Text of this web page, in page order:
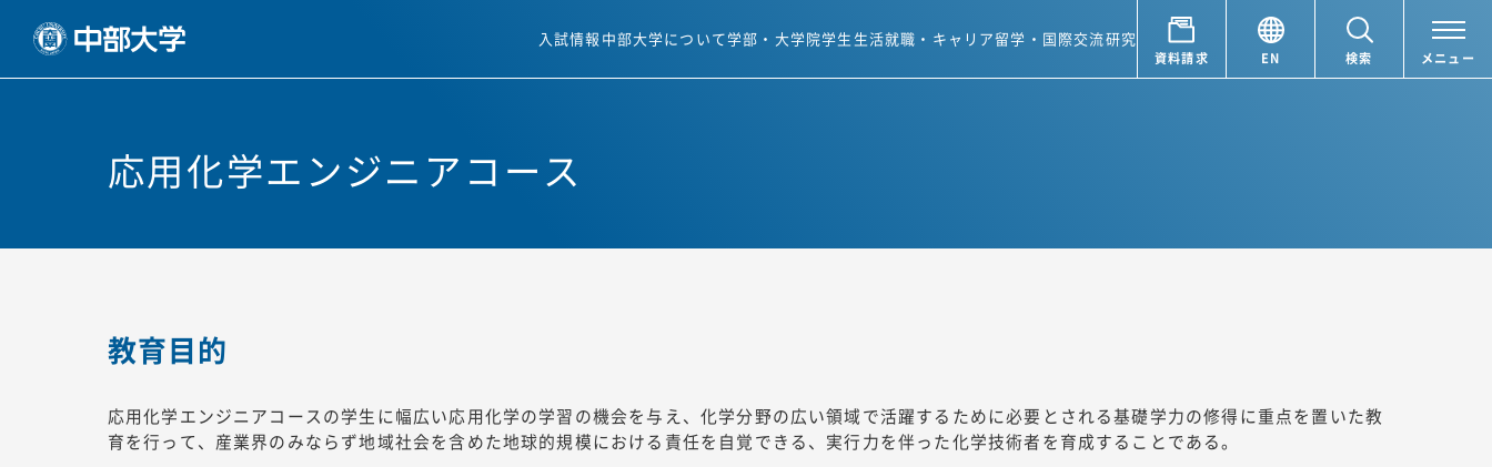
入試情報 中部大学について学部・大学院学生生活就職・キャリア留学・国際交流研究
資料請求 EN 検索 メニュー
応用化学エンジニアコース
教育目的
応用化学エンジニアコースの学生に幅広い応用化学の学習の機会を与え、化学分野の広い領域で活躍するために必要とされる基礎学力の修得に重点を置いた教
育を行って、産業界のみならず地域社会を含めた地球的規模における責任を自覚できる、実行力を伴った化学技術者を育成することである。